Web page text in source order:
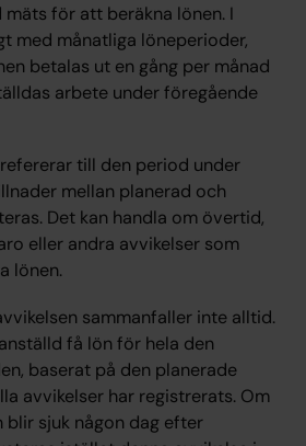
för att beräkna lönen. I
med månatliga löneperioder,
betalas ut en gång per månad
arbete under föregående
refererar till den period under
mellan planerad och
Det kan handla om övertid,
eller andra avvikelser som
lönen.
sammanfaller inte alltid.
få lön för hela den
baserat på den planerade
avvikelser har registrerats. Om
blir sjuk någon dag efter